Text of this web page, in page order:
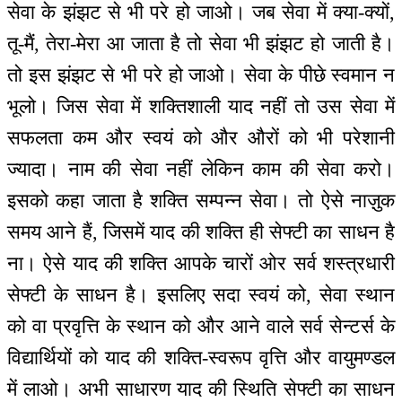
सेवा के झंझट से भी परे हो जाओ। जब सेवा में क्या-क्यों,
तू-मैं, तेरा-मेरा आ जाता है तो सेवा भी झंझट हो जाती है।
तो इस झंझट से भी परे हो जाओ। सेवा के पीछे स्वमान न
भूलो। जिस सेवा में शक्तिशाली याद नहीं तो उस सेवा में
सफलता कम और स्वयं को और औरों को भी परेशानी
ज्यादा। नाम की सेवा नहीं लेकिन काम की सेवा करो।
इसको कहा जाता है शक्ति सम्पन्न सेवा। तो ऐसे नाज़ुक
समय आने हैं, जिसमें याद की शक्ति ही सेफ्टी का साधन है
ना। ऐसे याद की शक्ति आपके चारों ओर सर्व शस्त्रधारी
सेफ्टी के साधन है। इसलिए सदा स्वयं को, सेवा स्थान
को वा प्रवृत्ति के स्थान को और आने वाले सर्व सेन्टर्स के
विद्यार्थियों को याद की शक्ति-स्वरूप वृत्ति और वायुमण्डल
में लाओ। अभी साधारण याद की स्थिति सेफ्टी का साधन